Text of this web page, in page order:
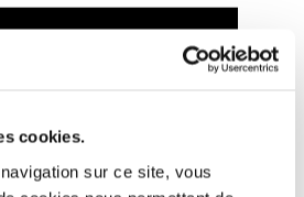
cookies.
sur ce site, vous
et climat
des élevages
air, eau, sols